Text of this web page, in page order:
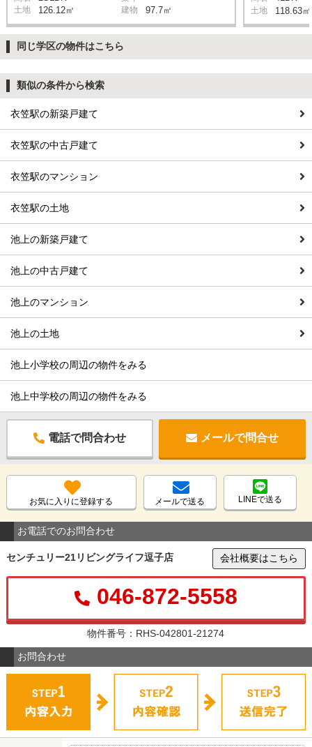
土地 126.12㎡ 建物 97.7㎡ 土地 118.63㎡
同じ学区の物件はこちら
類似の条件から検索
衣笠駅の新築戸建て
衣笠駅の中古戸建て
衣笠駅のマンション
衣笠駅の土地
池上の新築戸建て
池上の中古戸建て
池上のマンション
池上の土地
池上小学校の周辺の物件をみる
池上中学校の周辺の物件をみる
電話で問合わせ メールで問合せ
お気に入りに登録する メールで送る LINEで送る
お電話でのお問合わせ
センチュリー21リビングライフ逗子店 会社概要はこちら
046-872-5558
物件番号：RHS-042801-21274
お問合わせ